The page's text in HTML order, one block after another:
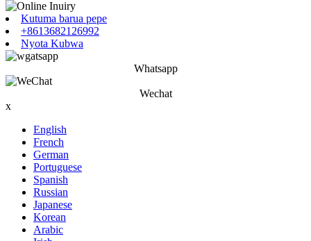
Kutuma barua pepe
+8613682126992
Nyota Kubwa
Whatsapp
Wechat
x
English
French
German
Portuguese
Spanish
Russian
Japanese
Korean
Arabic